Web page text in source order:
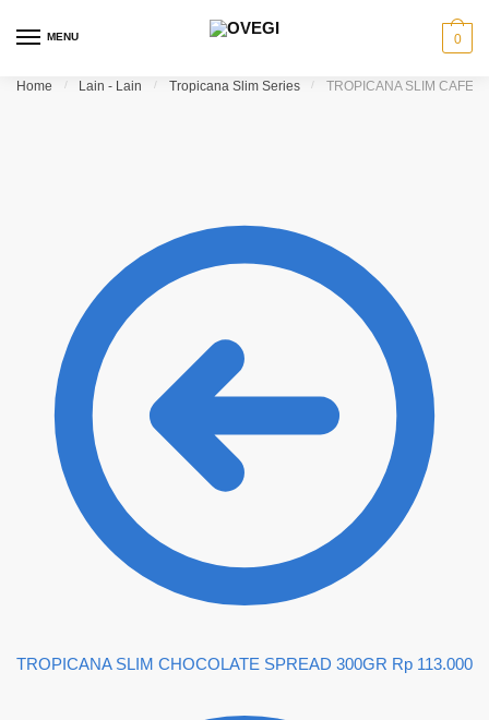
MENU 0
Home / Lain - Lain / Tropicana Slim Series / TROPICANA SLIM CAFE
TROPICANA SLIM CHOCOLATE SPREAD 300GR Rp 113.000